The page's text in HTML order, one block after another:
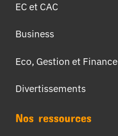
EC et CAC
Business
Eco, Gestion et Finance
Divertissements
Nos ressources